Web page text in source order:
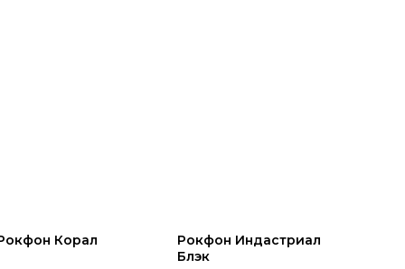
Корал
Рокфон Индастриал
Блэк